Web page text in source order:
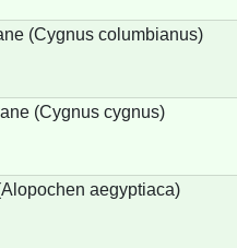
(Cygnus columbianus)
(Cygnus cygnus)
aegyptiaca)